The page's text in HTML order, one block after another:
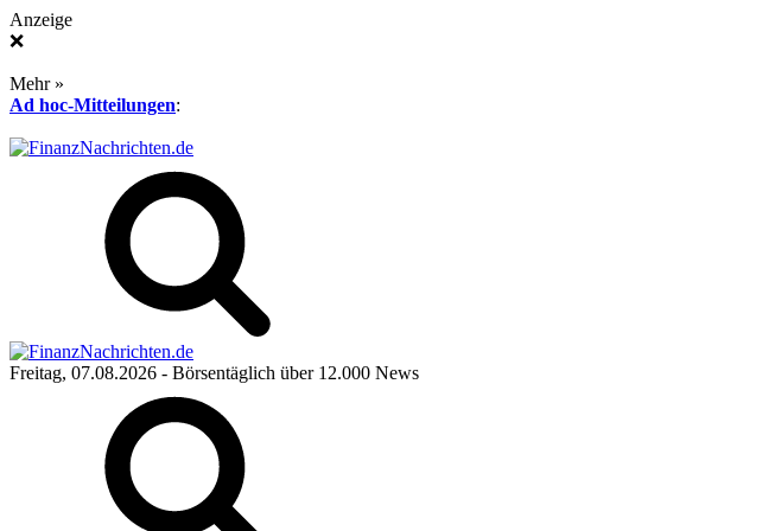
Anzeige
❌
Mehr »
Ad hoc-Mitteilungen:
Freitag, 07.08.2026 - Börsentäglich über 12.000 News